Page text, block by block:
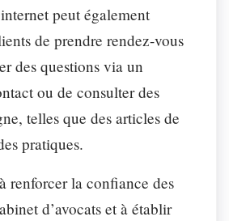
peut également
de prendre rendez-vous
des questions via un
ou de consulter des
telles que des articles de
pratiques.
renforcer la confiance des
d’avocats et à établir